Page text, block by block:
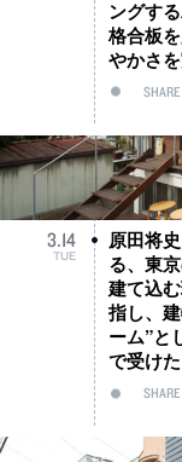
ングす
格合板
やかさ
SHARE
3.14
TUE
原田将
る、東
建て込
指し、
ーム”と
で受け
SHARE